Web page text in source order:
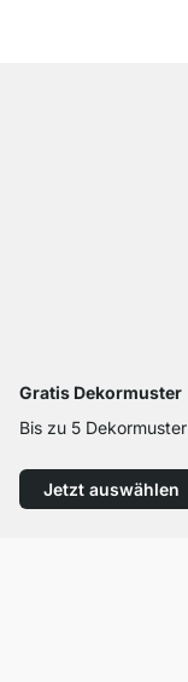
Gratis Dekormuster
Bis zu 5
Jetzt auswählen